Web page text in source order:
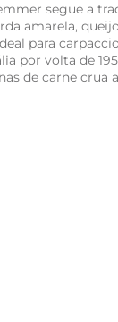
segue a
amarela,
para
por volta de
de carne crua